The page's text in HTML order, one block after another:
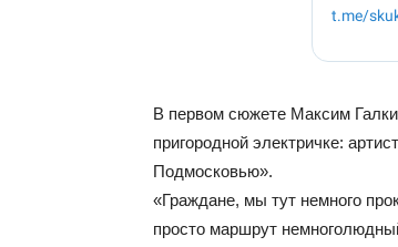
В первом сюжете Максим
пригородной электричке:
Подмосковью».
«Граждане, мы тут немного
просто маршрут